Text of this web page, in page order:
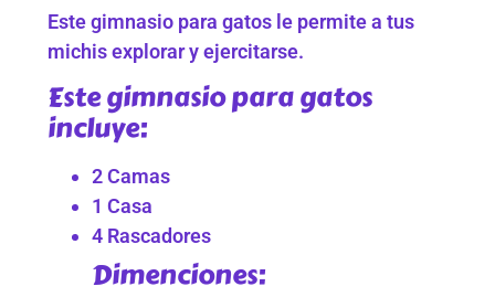
Este gimnasio para gatos le permite a tus
michis explorar y ejercitarse.
Este gimnasio para gatos
incluye:
2 Camas
1 Casa
4 Rascadores
Dimenciones: